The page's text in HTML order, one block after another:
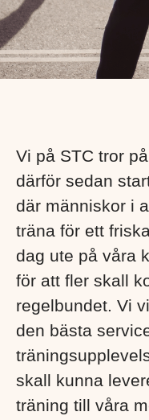
Vi på STC tror
därför sedan
där människor i
träna för ett
dag ute på våra
för att fler skall
regelbundet. Vi
den bästa
skall kunna
träning till våra